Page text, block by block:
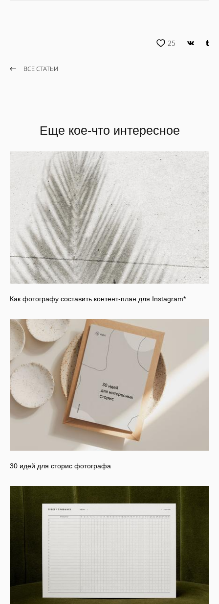
25
ВСЕ СТАТЬИ
Еще кое-что интересное
Как фотографу составить контент-план для Instagram*
30 идей для сторис фотографа